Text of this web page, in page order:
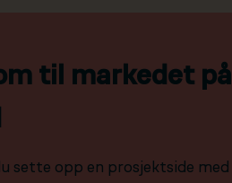
til markedet på
sette opp en prosjektside med